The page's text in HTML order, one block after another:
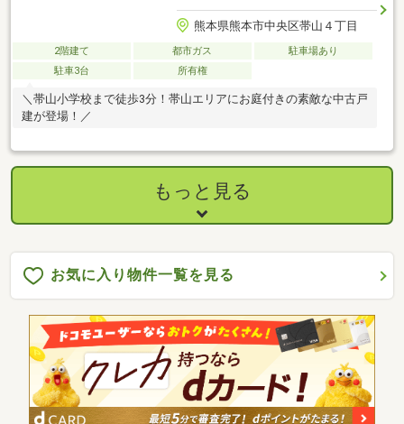
熊本県熊本市中央区帯山４丁目
2階建て 都市ガス
駐車場あり
駐車3台
所有権
＼帯山小学校まで徒歩3分！帯山エリアにお庭付きの素敵な中古戸
建が登場！／
もっと見る
お気に入り物件一覧を見る